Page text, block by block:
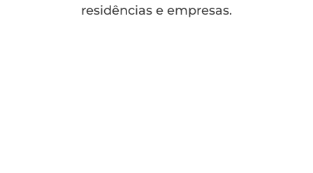
residências e empresas.